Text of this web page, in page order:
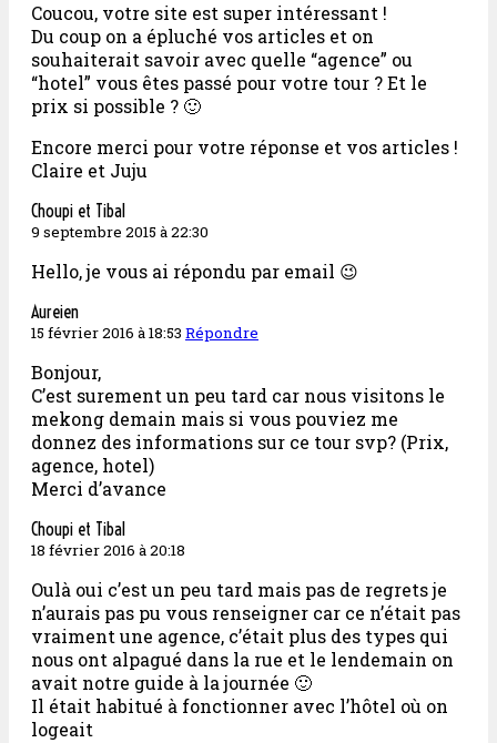
Coucou, votre site est super intéressant !
Du coup on a épluché vos articles et on
souhaiterait savoir avec quelle “agence” ou
“hotel” vous êtes passé pour votre tour ? Et le
prix si possible ? 🙂
Encore merci pour votre réponse et vos articles !
Claire et Juju
Choupi et Tibal
9 septembre 2015 à 22:30
Hello, je vous ai répondu par email 😉
Aureien
15 février 2016 à 18:53 Répondre
Bonjour,
C’est surement un peu tard car nous visitons le
mekong demain mais si vous pouviez me
donnez des informations sur ce tour svp? (Prix,
agence, hotel)
Merci d’avance
Choupi et Tibal
18 février 2016 à 20:18
Oulà oui c’est un peu tard mais pas de regrets je
n’aurais pas pu vous renseigner car ce n’était pas
vraiment une agence, c’était plus des types qui
nous ont alpagué dans la rue et le lendemain on
avait notre guide à la journée 🙂
Il était habitué à fonctionner avec l’hôtel où on
logeait